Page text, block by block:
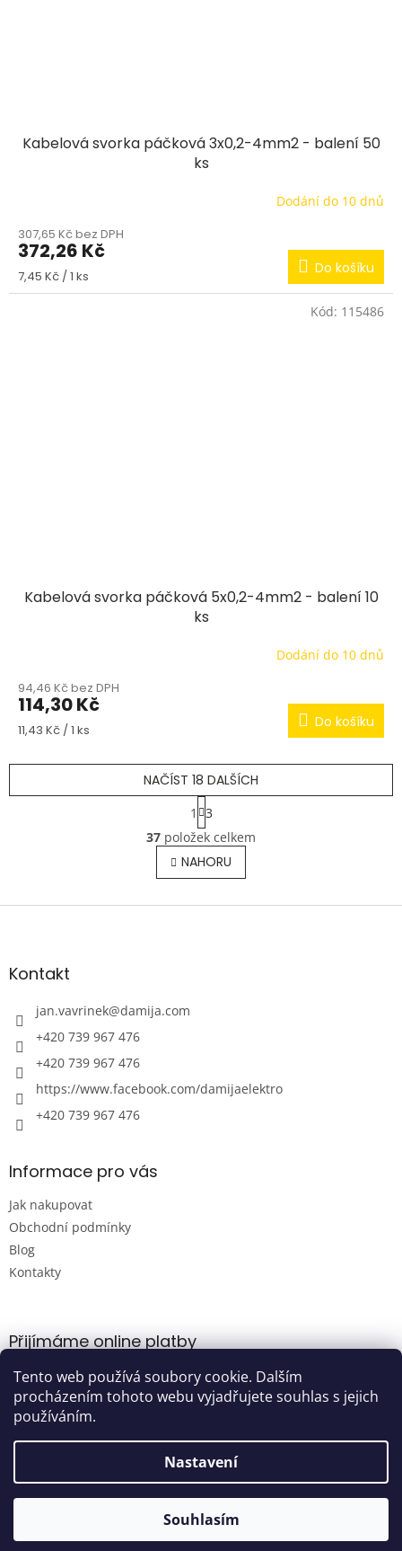
Tento web používá soubory cookie. Dalším
procházením tohoto webu vyjadřujete souhlas s jejich
používáním.
Nastavení
Souhlasím
Kabelová svorka páčková 3x0,2-4mm2 - balení 50
ks
Dodání do 10 dnů
307,65 Kč bez DPH
372,26 Kč
Měrná
cena:
7,45 Kč / 1 ks Do košíku
Kabelová svorka páčková 5x0,2-4mm2 - balení 10
ks
Dodání do 10 dnů
94,46 Kč bez DPH
114,30 Kč
Měrná
11,43 Kč / 1 ks Do košíku
Kód: 115486
O
v
l
á
p
NAČÍST 18 DALŠÍCH
S
t
r
á
n
k
v
1
3
37 položek celkem
NAHORU
Z
aKontakt
jan.vavrinek@damija.com
+420 739 967 476
+420 739 967 476
https://www.facebook.com/damijaelektro
+420 739 967 476
Informace pro vás
Jak nakupovat
Obchodní podmínky
Blog
Kontakty
Přijímáme online platby
Vytvořil Shoptet
Damijashop.cz. Všechna práva vyhrazena.